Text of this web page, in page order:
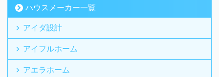
ハウスメーカー一覧
アイダ設計
アイフルホーム
アエラホーム